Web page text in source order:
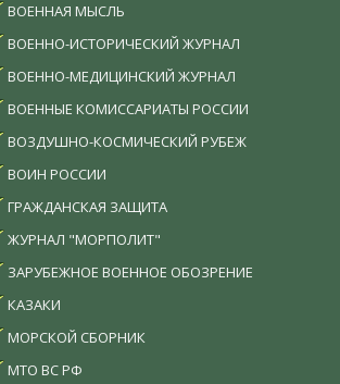
ВОЕННАЯ МЫСЛЬ
ВОЕННО-ИСТОРИЧЕСКИЙ ЖУРНАЛ
ВОЕННО-МЕДИЦИНСКИЙ ЖУРНАЛ
ВОЕННЫЕ КОМИССАРИАТЫ РОССИИ
ВОЗДУШНО-КОСМИЧЕСКИЙ РУБЕЖ
ВОИН РОССИИ
ГРАЖДАНСКАЯ ЗАЩИТА
ЖУРНАЛ "МОРПОЛИТ"
ЗАРУБЕЖНОЕ ВОЕННОЕ ОБОЗРЕНИЕ
КАЗАКИ
МОРСКОЙ СБОРНИК
МТО ВС РФ